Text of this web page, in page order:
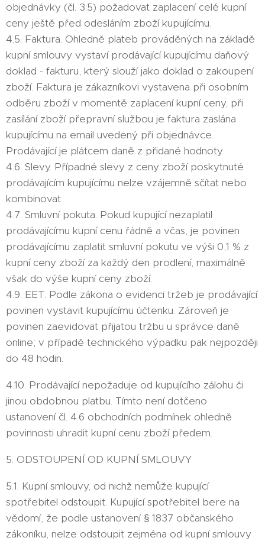
objednávky (čl. 3.5) požadovat zaplacení celé kupní
ceny ještě před odesláním zboží kupujícímu.
4.5. Faktura. Ohledně plateb prováděných na základě
kupní smlouvy vystaví prodávající kupujícímu daňový
doklad - fakturu, který slouží jako doklad o zakoupení
zboží. Faktura je zákazníkovi vystavena při osobním
odběru zboží v momentě zaplacení kupní ceny, při
zasílání zboží přepravní službou je faktura zaslána
kupujícímu na email uvedený při objednávce.
Prodávající je plátcem daně z přidané hodnoty.
4.6. Slevy. Případné slevy z ceny zboží poskytnuté
prodávajícím kupujícímu nelze vzájemně sčítat nebo
kombinovat.
4.7. Smluvní pokuta. Pokud kupující nezaplatil
prodávajícímu kupní cenu řádně a včas, je povinen
prodávajícímu zaplatit smluvní pokutu ve výši 0,1 % z
kupní ceny zboží za každý den prodlení, maximálně
však do výše kupní ceny zboží.
4.9. EET. Podle zákona o evidenci tržeb je prodávající
povinen vystavit kupujícímu účtenku. Zároveň je
povinen zaevidovat přijatou tržbu u správce daně
online; v případě technického výpadku pak nejpozději
do 48 hodin.
4.10. Prodávající nepožaduje od kupujícího zálohu či
jinou obdobnou platbu. Tímto není dotčeno
ustanovení čl. 4.6 obchodních podmínek ohledně
povinnosti uhradit kupní cenu zboží předem.
5. ODSTOUPENÍ OD KUPNÍ SMLOUVY
5.1. Kupní smlouvy, od nichž nemůže kupující
spotřebitel odstoupit. Kupující spotřebitel bere na
vědomí, že podle ustanovení § 1837 občanského
zákoníku, nelze odstoupit zejména od kupní smlouvy